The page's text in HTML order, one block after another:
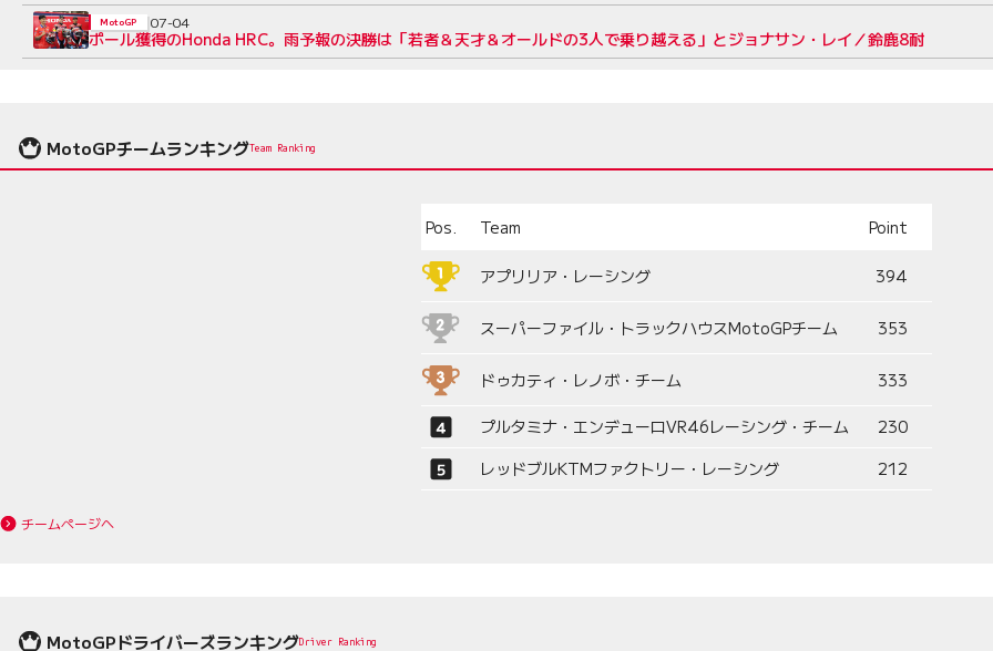
ポール獲得のHonda HRC。雨予報の決勝は「若者＆天才＆オールドの3人で乗り越える」とジョナサン・レイ／鈴鹿8耐
MotoGP 07-04
MotoGPチームランキングTeam Ranking
Pos. Team Point
アプリリア・レーシング 394
スーパーファイル・トラックハウスMotoGPチーム 353
ドゥカティ・レノボ・チーム 333
プルタミナ・エンデューロVR46レーシング・チーム
230
レッドブルKTMファクトリー・レーシング
212
チームページへ
MotoGPドライバーズランキングDriver Ranking